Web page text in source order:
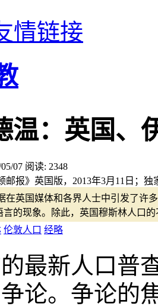
情链接
温：英国、
07 阅读: 2348
邮报》英国版，2013年3月11日；独
在英国媒体和各界人士中引发了许
言的现象。除此，英国穆斯林人口
伦敦人口 经略
最新人口普
论。争论的